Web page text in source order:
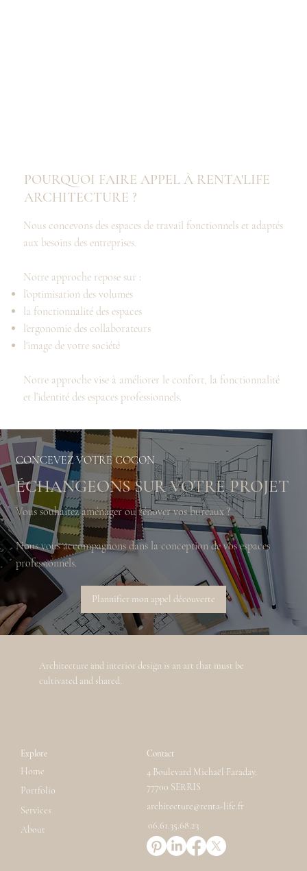
POURQUOI FAIRE APPEL À RENTA'LIFE
ARCHITECTURE ?
Nous concevons des espaces de travail fonctionnels et adaptés
aux besoins des entreprises.
Notre approche repose sur :
l’optimisation des volumes
la fonctionnalité des espaces
l'ergonomie des collaborateurs
l'image de votre société
Notre approche vise à améliorer le confort, la fonctionnalité
et l’identité des espaces professionnels.
CONCEVEZ VOTRE COCON
ÉCHANGEONS SUR VOTRE PROJET
Vous souhaitez aménager ou rénover vos bureaux ?
Nous vous accompagnons dans la conception de vos espaces
professionnels.
Plannifier mon appel découverte
Architecture and interior design is an art that must be
cultivated and shared.
Explore
Home
Services
Portfolio
About
Contact
4 Boulevard Michaël Faraday,
77700 SERRIS
architecture@renta-life.fr
06.61.35.68.23